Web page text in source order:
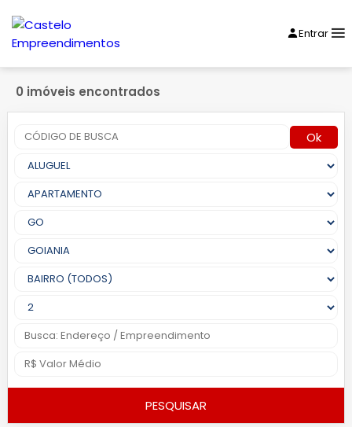
Entrar
0 imóveis encontrados
Ok
PESQUISAR